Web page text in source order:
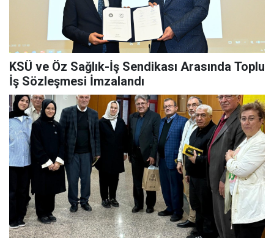
KSÜ ve Öz Sağlık-İş Sendikası Arasında Toplu
İş Sözleşmesi İmzalandı